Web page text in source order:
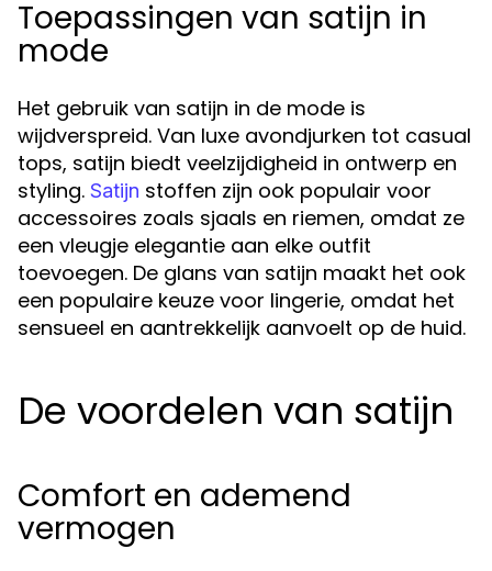
Toepassingen van satijn in
mode
Het gebruik van satijn in de mode is
wijdverspreid. Van luxe avondjurken tot casual
tops, satijn biedt veelzijdigheid in ontwerp en
styling. Satijn stoffen zijn ook populair voor
accessoires zoals sjaals en riemen, omdat ze
een vleugje elegantie aan elke outfit
toevoegen. De glans van satijn maakt het ook
een populaire keuze voor lingerie, omdat het
sensueel en aantrekkelijk aanvoelt op de huid.
De voordelen van satijn
Comfort en ademend
vermogen